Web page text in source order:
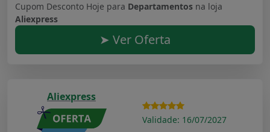
Cupom Desconto Hoje para Departamentos na loja
Aliexpress
➤ Ver Oferta
Aliexpress
Validade: 16/07/2027